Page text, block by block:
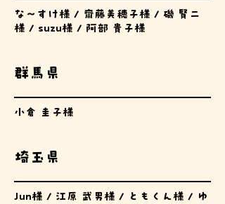
な〜すけ様 / 齋藤美穂子様 / 磯 賢二
様 / suzu様 / 阿部 貴子様
群馬県
小倉 圭子様
埼玉県
Jun様 / 江原 武男様 / ともくん様 / ゆ